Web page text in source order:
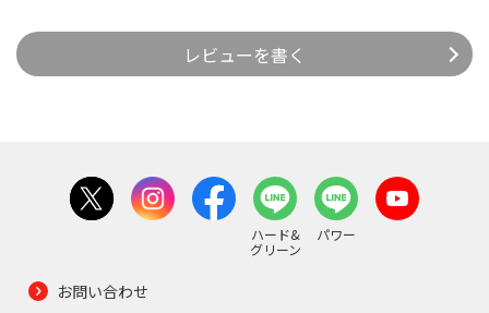
レビューを書く
ハード&
グリーン
パワー
お問い合わせ